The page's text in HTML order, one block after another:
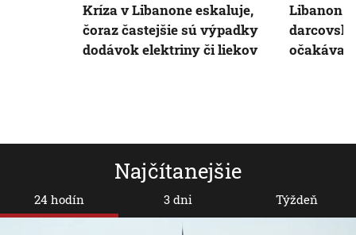
Najčítanejšie
24 hodín 3 dni Týždeň
Kríza v Libanone eskaluje,
čoraz častejšie sú výpadky
dodávok elektriny či liekov
Libanon
očakáva